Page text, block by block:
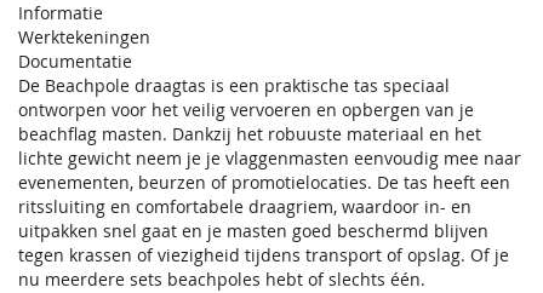
Informatie
Werktekeningen
Documentatie
De Beachpole draagtas is een praktische tas speciaal
ontworpen voor het veilig vervoeren en opbergen van je
beachflag masten. Dankzij het robuuste materiaal en het
lichte gewicht neem je je vlaggenmasten eenvoudig mee naar
evenementen, beurzen of promotielocaties. De tas heeft een
ritssluiting en comfortabele draagriem, waardoor in- en
uitpakken snel gaat en je masten goed beschermd blijven
tegen krassen of viezigheid tijdens transport of opslag. Of je
nu meerdere sets beachpoles hebt of slechts één.